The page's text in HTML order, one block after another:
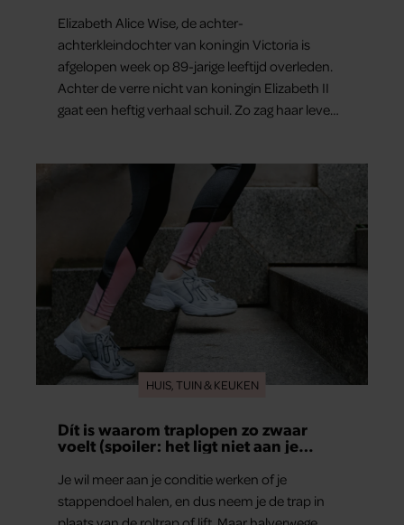
Elizabeth Alice Wise, de achter-
achterkleindochter van koningin Victoria is
afgelopen week op 89-jarige leeftijd overleden.
Achter de verre nicht van koningin Elizabeth II
gaat een heftig verhaal schuil. Zo zag haar leven
HUIS, TUIN & KEUKEN
Dít is waarom traplopen zo zwaar
voelt (spoiler: het ligt niet aan je
Je wil meer aan je conditie werken of je
stappendoel halen, en dus neem je de trap in